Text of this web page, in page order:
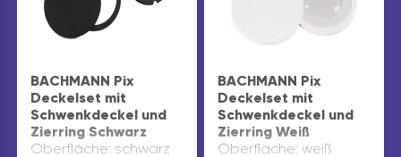
BACHMANN Pix
Deckelset mit
Schwenkdeckel und
Zierring Schwarz
Oberfläche: schwarz
BACHMANN Pix
Deckelset mit
Schwenkdeckel und
Zierring Weiß
Oberfläche: weiß